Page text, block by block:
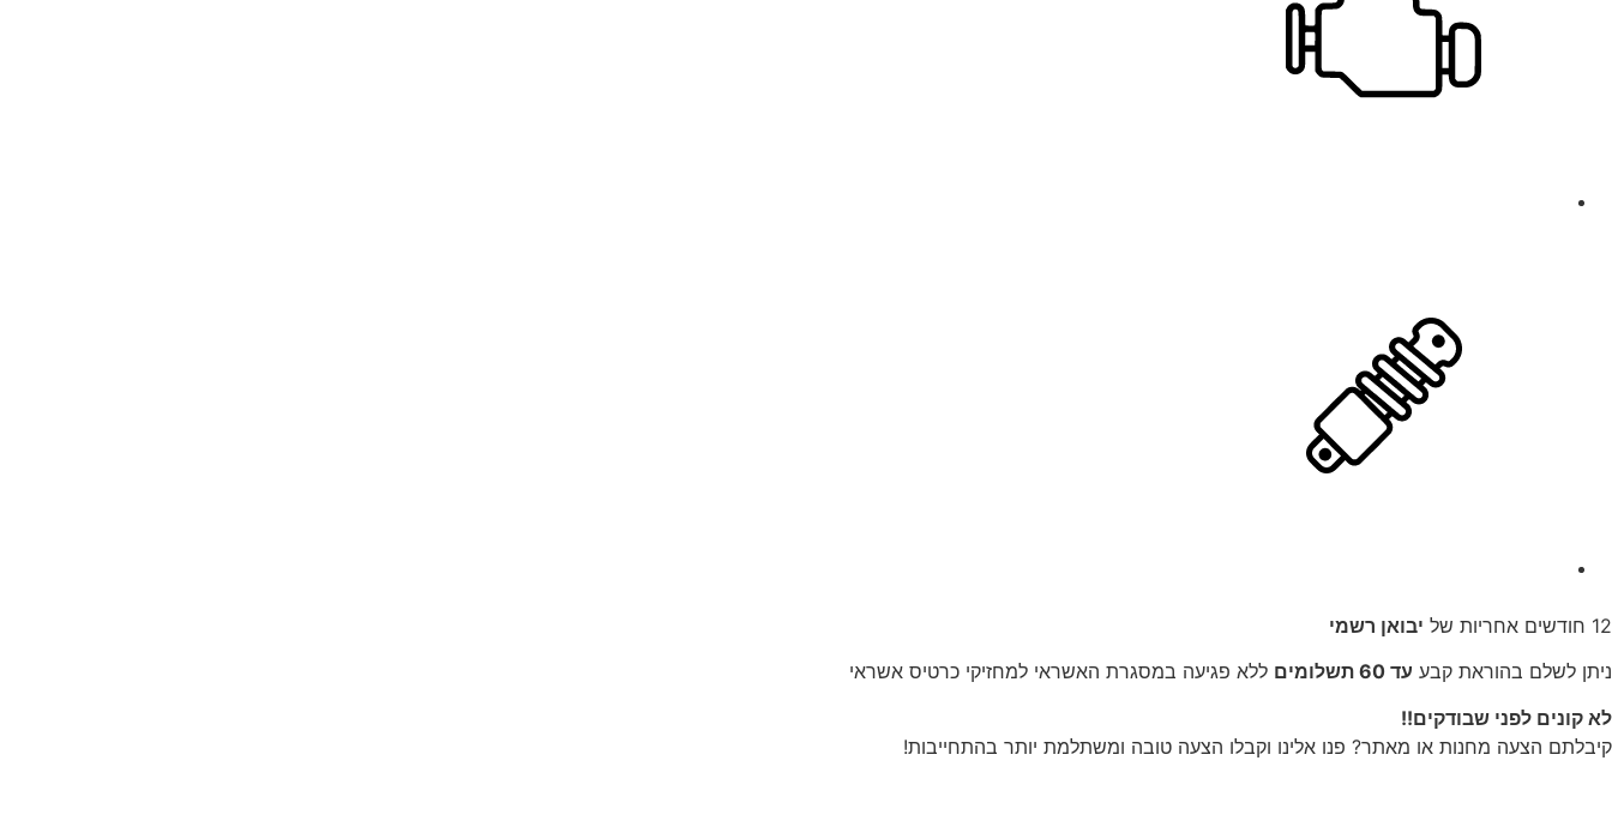
12 חודשים אחריות של
יבואן רשמי
ניתן לשלם בהוראת קבע עד 60 תשלומים
ללא פגיעה במסגרת האשראי למחזיקי כרטיס אשראי
לא קונים לפני שבודקים!!
קיבלתם הצעה מחנות או מאתר? פנו אלינו וקבלו הצעה טובה ומשתלמת יותר בהתחייבות!